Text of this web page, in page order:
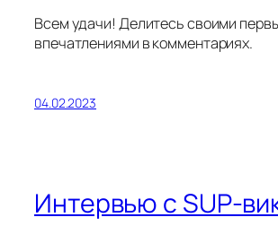
Всем удачи! Делитесь своими
впечатлениями в комментариях.
04.02.2023
Интервью с SUP-